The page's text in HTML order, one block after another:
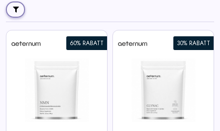
All
Daily
Deal
60% RABATT 30% RABATT
Aeternum GLYNAC Pulver